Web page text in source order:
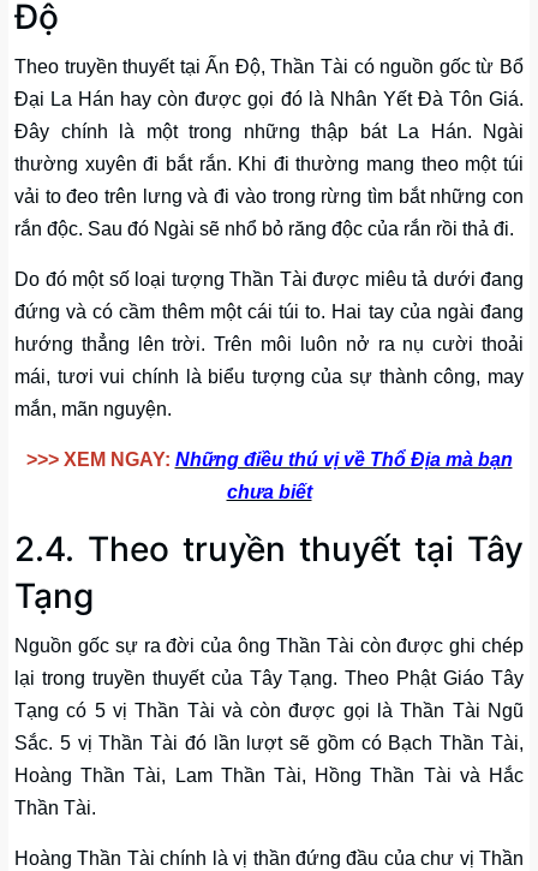
Độ
Theo truyền thuyết tại Ấn Độ, Thần Tài có nguồn gốc từ Bổ
Đại La Hán hay còn được gọi đó là Nhân Yết Đà Tôn Giá.
Đây chính là một trong những thập bát La Hán. Ngài
thường xuyên đi bắt rắn. Khi đi thường mang theo một túi
vải to đeo trên lưng và đi vào trong rừng tìm bắt những con
rắn độc. Sau đó Ngài sẽ nhổ bỏ răng độc của rắn rồi thả đi.
Do đó một số loại tượng Thần Tài được miêu tả dưới đang
đứng và có cầm thêm một cái túi to. Hai tay của ngài đang
hướng thẳng lên trời. Trên môi luôn nở ra nụ cười thoải
mái, tươi vui chính là biểu tượng của sự thành công, may
mắn, mãn nguyện.
>>> XEM NGAY: Những điều thú vị về Thổ Địa mà bạn
chưa biết
2.4. Theo truyền thuyết tại Tây
Tạng
Nguồn gốc sự ra đời của ông Thần Tài còn được ghi chép
lại trong truyền thuyết của Tây Tạng. Theo Phật Giáo Tây
Tạng có 5 vị Thần Tài và còn được gọi là Thần Tài Ngũ
Sắc. 5 vị Thần Tài đó lần lượt sẽ gồm có Bạch Thần Tài,
Hoàng Thần Tài, Lam Thần Tài, Hồng Thần Tài và Hắc
Thần Tài.
Hoàng Thần Tài chính là vị thần đứng đầu của chư vị Thần